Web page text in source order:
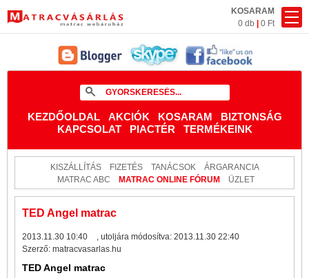
KOSARAM
0 db
0 Ft
KEZDŐOLDAL AKCIÓK KOSARAM
BIZTONSÁG
KAPCSOLAT
PIACTÉR TERMÉKEINK
KISZÁLLÍTÁS FIZETÉS TANÁCSOK
ÁRGARANCIA
MATRAC ABC
MATRAC ONLINE FÓRUM ÜZLET
TED Angel matrac
2013.11.30 10:40 , utoljára módosítva: 2013.11.30 22:40
Szerző: matracvasarlas.hu
TED Angel matrac